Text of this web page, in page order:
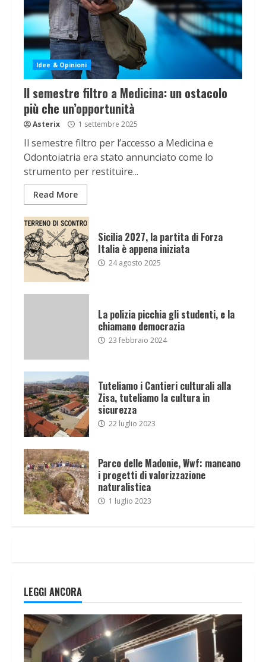
Idee & Opinioni
Il semestre filtro a Medicina: un ostacolo
più che un’opportunità
Asterix 1 settembre 2025
Il semestre filtro per l’accesso a Medicina e
Odontoiatria era stato annunciato come lo
strumento per restituire...
Read More
Sicilia 2027, la partita di Forza
Italia è appena iniziata
24 agosto 2025
La polizia picchia gli studenti, e la
chiamano democrazia
23 febbraio 2024
Tuteliamo i Cantieri culturali alla
Zisa, tuteliamo la cultura in
sicurezza
22 luglio 2023
Parco delle Madonie, Wwf: mancano
i progetti di valorizzazione
naturalistica
1 luglio 2023
LEGGI ANCORA